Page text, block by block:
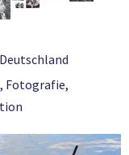
, Fotografie,